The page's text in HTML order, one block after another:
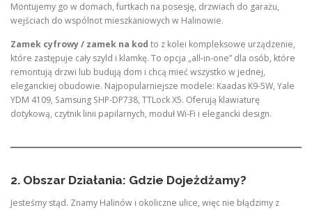
Montujemy go w domach, furtkach na posesję, drzwiach do garażu,
wejściach do wspólnot mieszkaniowych w Halinowie.
Zamek cyfrowy / zamek na kod to z kolei kompleksowe urządzenie,
które zastępuje cały szyld i klamkę. To opcja „all-in-one” dla osób, które
remontują drzwi lub budują dom i chcą mieć wszystko w jednej,
eleganckiej obudowie. Najpopularniejsze modele: Kaadas K9-5W, Yale
YDM 4109, Samsung SHP-DP738, TTLock X5. Oferują klawiaturę
dotykową, czytnik linii papilarnych, moduł Wi-Fi i elegancki design.
2. Obszar Działania: Gdzie Dojeżdżamy?
Jesteśmy stąd. Znamy Halinów i okoliczne ulice, więc nie błądzimy z